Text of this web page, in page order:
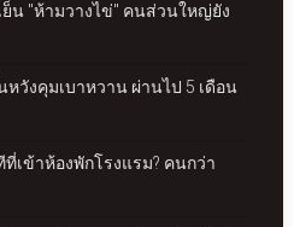
น "ห้ามวางไข่" คนส่วนใหญ่ยัง
วังคุมเบาหวาน ผ่านไป 5 เดือน
เข้าห้องพักโรงแรม? คนกว่า